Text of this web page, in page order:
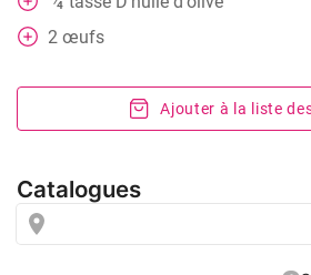
4
2 œufs
Ajouter à la liste